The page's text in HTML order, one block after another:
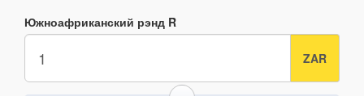
Южноафриканский рэнд R